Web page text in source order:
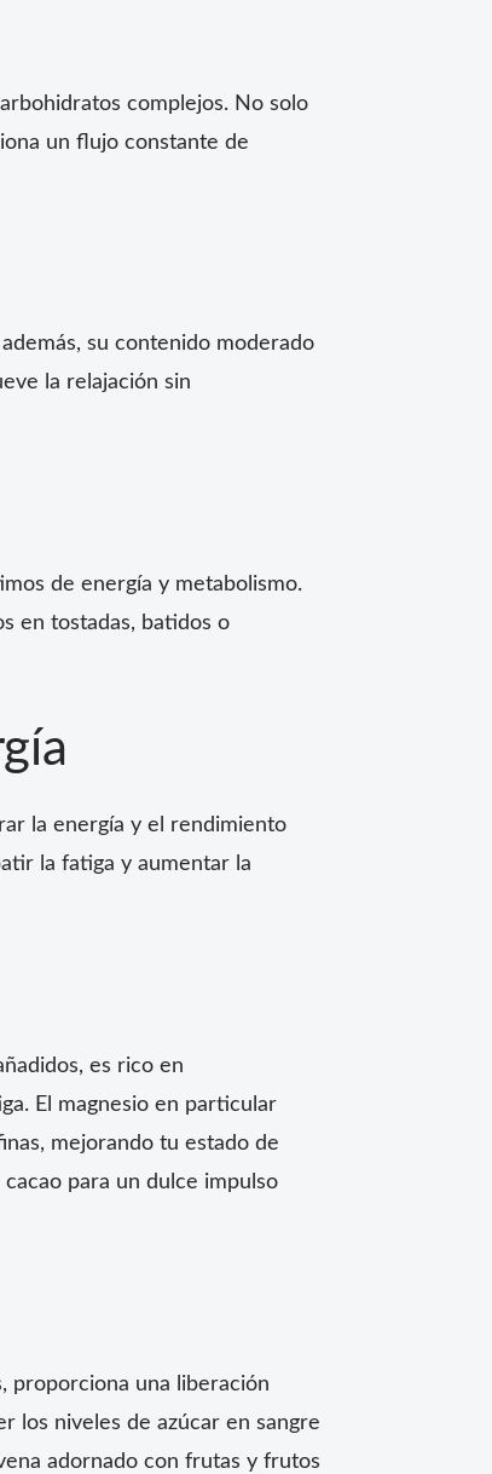
complejos. No solo
un flujo constante de
su contenido moderado
la relajación sin
de energía y metabolismo.
en tostadas, batidos o
la energía y el rendimiento
la fatiga y aumentar la
es rico en
El magnesio en particular
mejorando tu estado de
para un dulce impulso
proporciona una liberación
los niveles de azúcar en sangre
adornado con frutas y frutos